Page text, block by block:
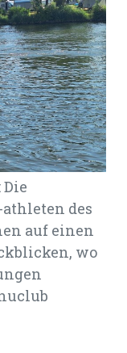
des
auf einen
wo